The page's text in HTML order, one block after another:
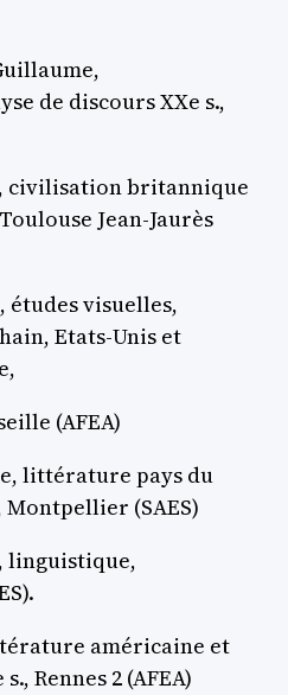
de discours XXe s.,
civilisation britannique
Jean-Jaurès
études visuelles,
Etats-Unis et
(AFEA)
littérature pays du
(SAES)
linguistique,
américaine et
Rennes 2 (AFEA)